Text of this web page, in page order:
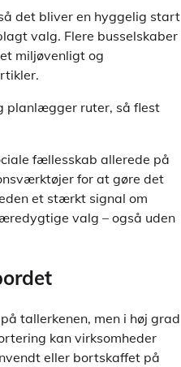
det bliver en hyggelig start
valg. Flere busselskaber
miljøvenligt og
planlægger ruter, så flest
fællesskab allerede på
for at gøre det
et stærkt signal om
valg – også uden
tallerkenen, men i høj grad
kan virksomheder
eller bortskaffet på